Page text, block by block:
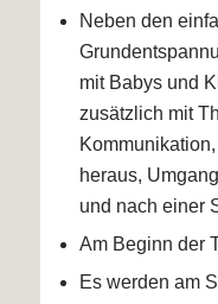
Neben den
mit Babys und
zusätzlich mit
heraus,
und nach einer
Am Beginn der
Es werden am